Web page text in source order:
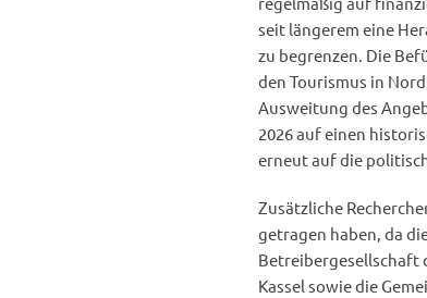
seit längerem eine
zu begrenzen. Die
den Tourismus in
Ausweitung des
2026 auf einen
erneut auf die
Zusätzliche
getragen haben, da
Betreibergesellschaft
Kassel sowie die